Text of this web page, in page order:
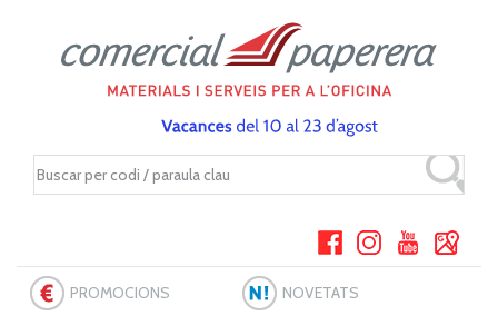
PROMOCIONS NOVETATS